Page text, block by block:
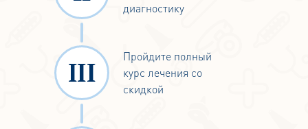
диагностику
Пройдите полный
курс лечения со
скидкой